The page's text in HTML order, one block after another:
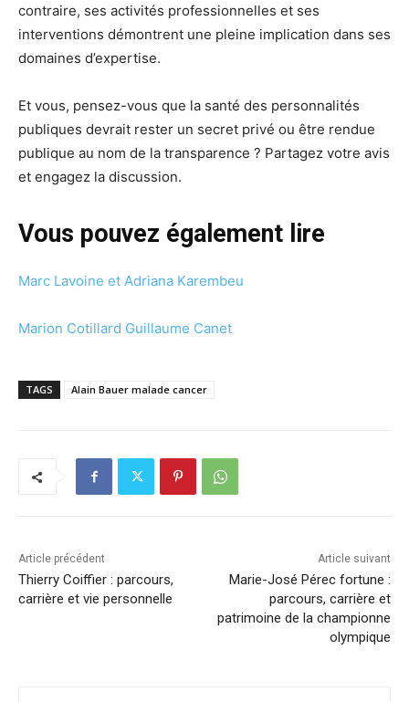
contraire, ses activités professionnelles et ses
interventions démontrent une pleine implication dans ses
domaines d’expertise.
Et vous, pensez-vous que la santé des personnalités
publiques devrait rester un secret privé ou être rendue
publique au nom de la transparence ? Partagez votre avis
et engagez la discussion.
Vous pouvez également lire
Marc Lavoine et Adriana Karembeu
Marion Cotillard Guillaume Canet
TAGS Alain Bauer malade cancer
Article précédent
Thierry Coiffier : parcours,
carrière et vie personnelle
Article suivant
Marie-José Pérec fortune :
parcours, carrière et
patrimoine de la championne
olympique